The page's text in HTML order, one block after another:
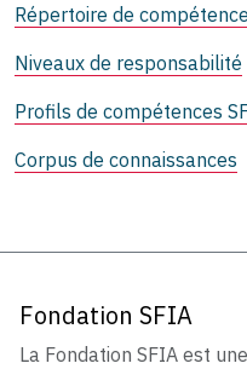
Répertoire de
Niveaux de responsabilité
Profils de compétences
Corpus de connaissances
Fondation SFIA
La Fondation SFIA est une